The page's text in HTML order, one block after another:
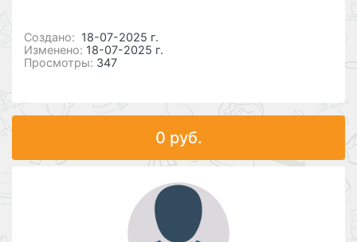
Cоздано: 18-07-2025 г.
Изменено: 18-07-2025 г.
Просмотры: 347
0 руб.